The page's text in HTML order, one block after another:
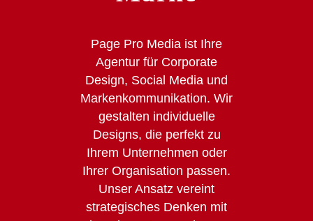
Page Pro Media ist Ihre
Agentur für Corporate
Design, Social Media und
Markenkommunikation. Wir
gestalten individuelle
Designs, die perfekt zu
Ihrem Unternehmen oder
Ihrer Organisation passen.
Unser Ansatz vereint
strategisches Denken mit